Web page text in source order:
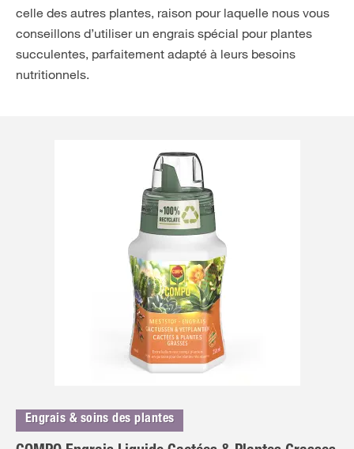
celle des autres plantes, raison pour laquelle nous vous
conseillons d’utiliser un engrais spécial pour plantes
succulentes, parfaitement adapté à leurs besoins
nutritionnels.
Engrais & soins des plantes